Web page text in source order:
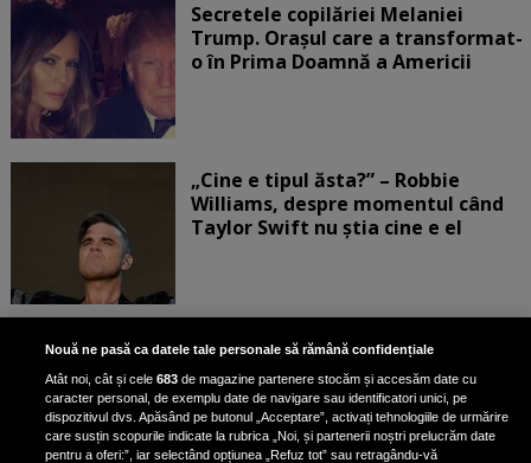
Secretele copilăriei Melaniei
Trump. Orașul care a transformat-
o în Prima Doamnă a Americii
„Cine e tipul ăsta?” – Robbie
Williams, despre momentul când
Taylor Swift nu știa cine e el
Bruce Dickinson, solistul trupei
Iron Maiden, şi-a arătat talentul
de scrimer la un concurs în Franţa
Nouă ne pasă ca datele tale personale să rămână confidențiale
Atât noi, cât și cele683 de magazine partenere stocăm și accesăm date cu
caracter personal, de exemplu date de navigare sau identificatori unici, pe
dispozitivul dvs. Apăsând pe butonul „Acceptare”, activați tehnologiile de urmărire
care susțin scopurile indicate la rubrica „Noi, și partenerii noștri prelucrăm date
pentru a oferi:”, iar selectând opțiunea „Refuz tot” sau retragându-vă